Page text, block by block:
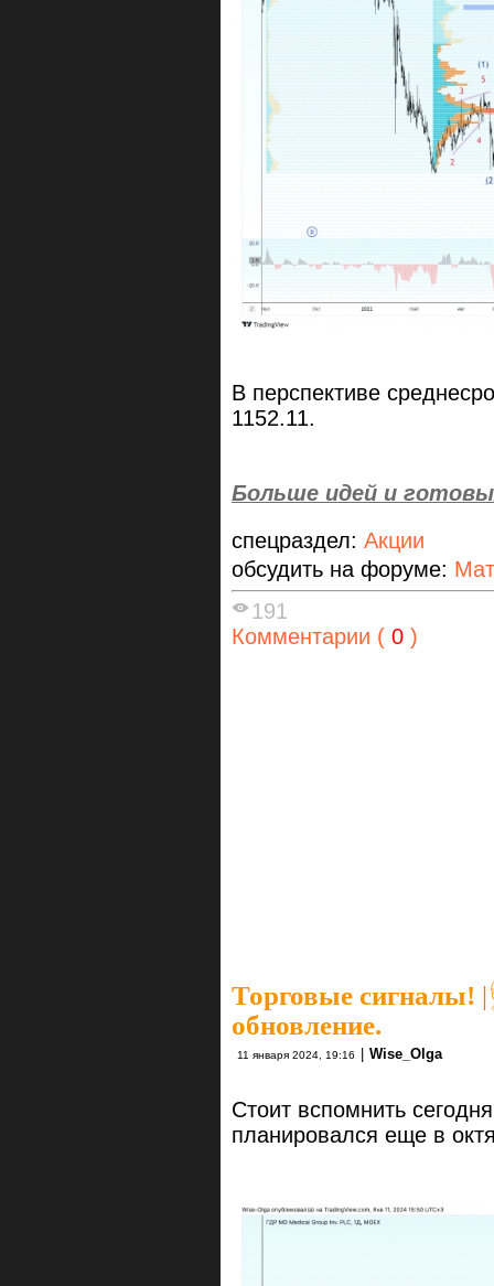
В перспективе
1152.11.
Больше идей и
спецраздел: Акции
обсудить на форуме:
191
Комментарии ( 0 )
Торговые сигналы! |
обновление.
11 января 2024, 19:16 Wise_Olga
Стоит вспомнить
планировался еще в